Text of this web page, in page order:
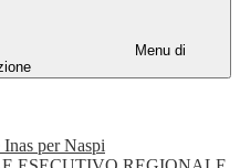
Menu di
per Naspi